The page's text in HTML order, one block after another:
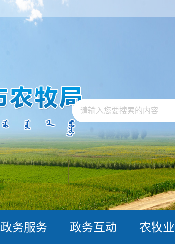
政务服务 政务互动 农牧